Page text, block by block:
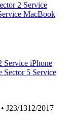
2 Service
MacBook
Service iPhone
Sector 5 Service
J23/1312/2017